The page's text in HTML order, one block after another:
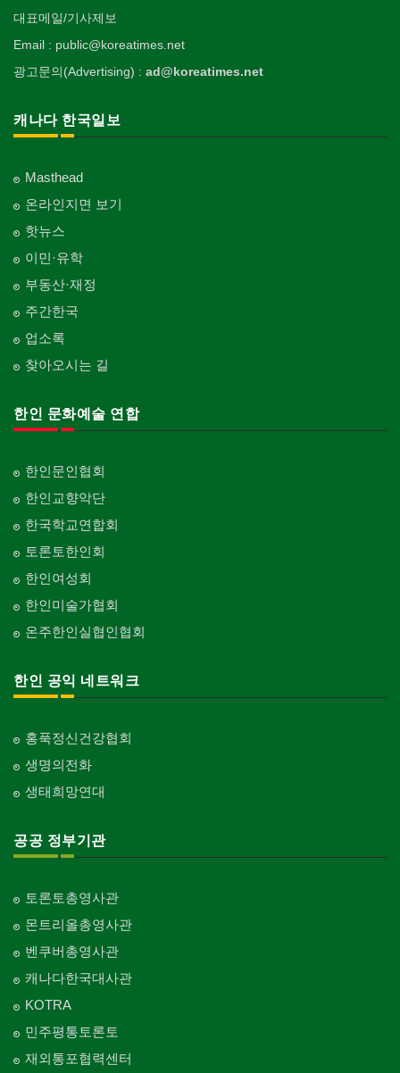
대표메일/기사제보
Email : public@koreatimes.net
광고문의(Advertising) : ad@koreatimes.net
캐나다 한국일보
Masthead
온라인지면 보기
핫뉴스
이민·유학
부동산·재정
주간한국
업소록
찾아오시는 길
한인 문화예술 연합
한인문인협회
한인교향악단
한국학교연합회
토론토한인회
한인여성회
한인미술가협회
온주한인실협인협회
한인 공익 네트워크
홍푹정신건강협회
생명의전화
생태희망연대
공공 정부기관
토론토총영사관
몬트리올총영사관
벤쿠버총영사관
캐나다한국대사관
KOTRA
민주평통토론토
재외통포협력센터